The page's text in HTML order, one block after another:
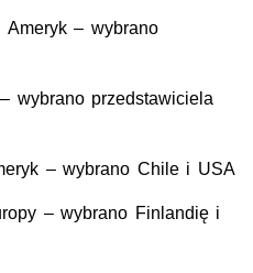
Ameryk – wybrano
wybrano przedstawiciela
– wybrano Chile i USA
– wybrano Finlandię i